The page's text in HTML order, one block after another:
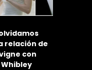
¿Por qué se
divorciaron Avril
Lavigne y Chad
Kroeger?